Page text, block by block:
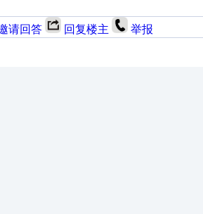
请回答 回复楼主 举报